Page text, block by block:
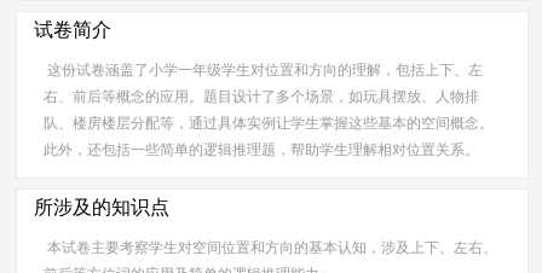
试卷简介
这份试卷涵盖了小学一年级学生对位置和方向的理解，包括上下、左
右、前后等概念的应用。题目设计了多个场景，如玩具摆放、人物排
队、楼房楼层分配等，通过具体实例让学生掌握这些基本的空间概念。
此外，还包括一些简单的逻辑推理题，帮助学生理解相对位置关系。
所涉及的知识点
本试卷主要考察学生对空间位置和方向的基本认知，涉及上下、左右、